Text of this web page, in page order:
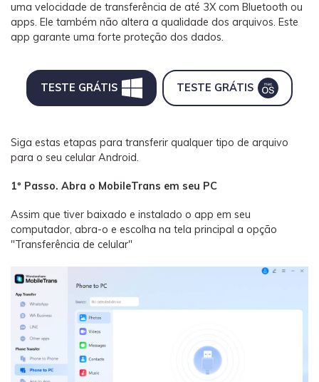
uma velocidade de transferência de até 3X com Bluetooth ou
apps. Ele também não altera a qualidade dos arquivos. Este
app garante uma forte proteção dos dados.
TESTE GRÁTIS TESTE GRÁTIS
Siga estas etapas para transferir qualquer tipo de arquivo
para o seu celular Android.
1º Passo. Abra o MobileTrans em seu PC
Assim que tiver baixado e instalado o app em seu
computador, abra-o e escolha na tela principal a opção
"Transferência de celular"